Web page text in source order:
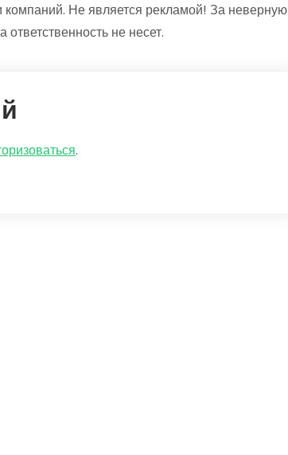
компаний. Не является рекламой! За неверную
не несет.
.